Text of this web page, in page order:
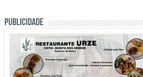
PUBLICIDADE